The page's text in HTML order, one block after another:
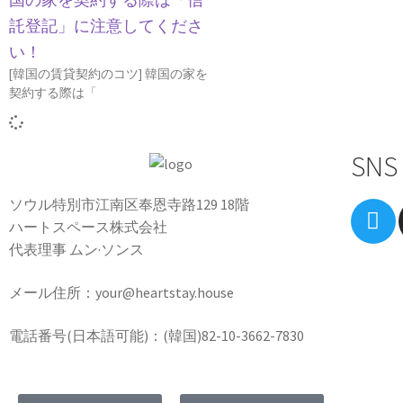
託登記」に注意してくださ
い！
[韓国の賃貸契約のコツ] 韓国の家を
契約する際は「
ソウル特別市江南区奉恩寺路129 18階
ハートスペース株式会社
代表理事 ムン·ソンス
メール住所：your@heartstay.house
電話番号(日本語可能)：(韓国)82-10-3662-7830
SNS